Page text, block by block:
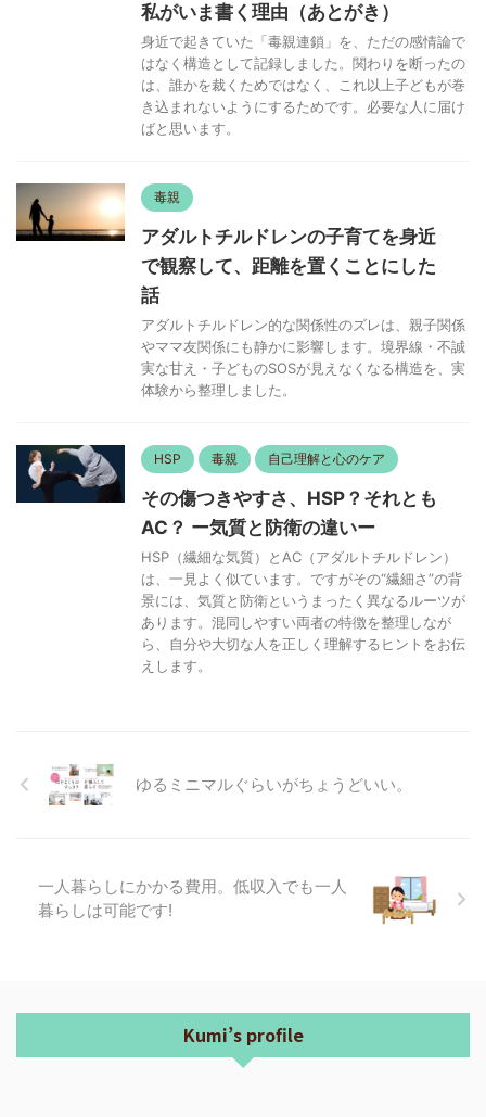
私がいま書く理由（あとがき）
身近で起きていた「毒親連鎖」を、ただの感情論で
はなく構造として記録しました。関わりを断ったの
は、誰かを裁くためではなく、これ以上子どもが巻
き込まれないようにするためです。必要な人に届け
ばと思います。
毒親
アダルトチルドレンの子育てを身近
で観察して、距離を置くことにした
話
アダルトチルドレン的な関係性のズレは、親子関係
やママ友関係にも静かに影響します。境界線・不誠
実な甘え・子どものSOSが見えなくなる構造を、実
体験から整理しました。
HSP 毒親 自己理解と心のケア
その傷つきやすさ、HSP？それとも
AC？ ー気質と防衛の違いー
HSP（繊細な気質）とAC（アダルトチルドレン）
は、一見よく似ています。ですがその“繊細さ”の背
景には、気質と防衛というまったく異なるルーツが
あります。混同しやすい両者の特徴を整理しなが
ら、自分や大切な人を正しく理解するヒントをお伝
えします。
ゆるミニマルぐらいがちょうどいい。
一人暮らしにかかる費用。低収入でも一人
暮らしは可能です!
Kumi’s profile